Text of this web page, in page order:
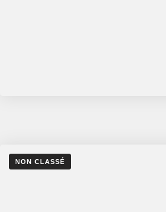
NON CLASSÉ